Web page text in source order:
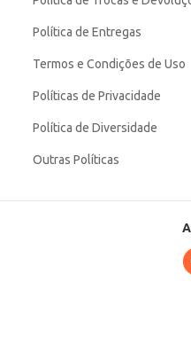
Política de Entregas
Termos e Condições de Uso
Políticas de Privacidade
Política de Diversidade
Outras Políticas